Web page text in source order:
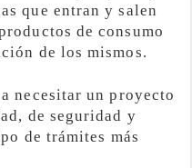
que entran y salen
de consumo
de los mismos.
necesitar un proyecto
de seguridad y
de trámites más